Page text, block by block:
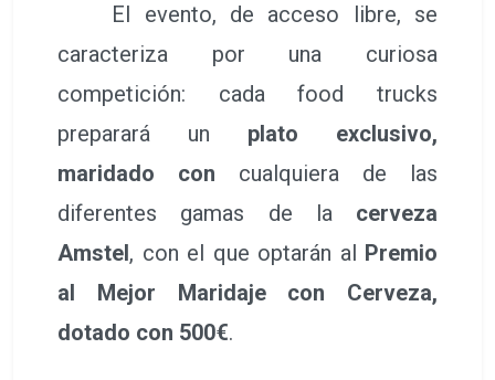
El evento, de acceso libre, se
caracteriza por una curiosa
competición: cada food trucks
preparará un plato exclusivo,
maridado con cualquiera de las
diferentes gamas de la cerveza
Amstel, con el que optarán al Premio
al Mejor Maridaje con Cerveza,
dotado con 500€.